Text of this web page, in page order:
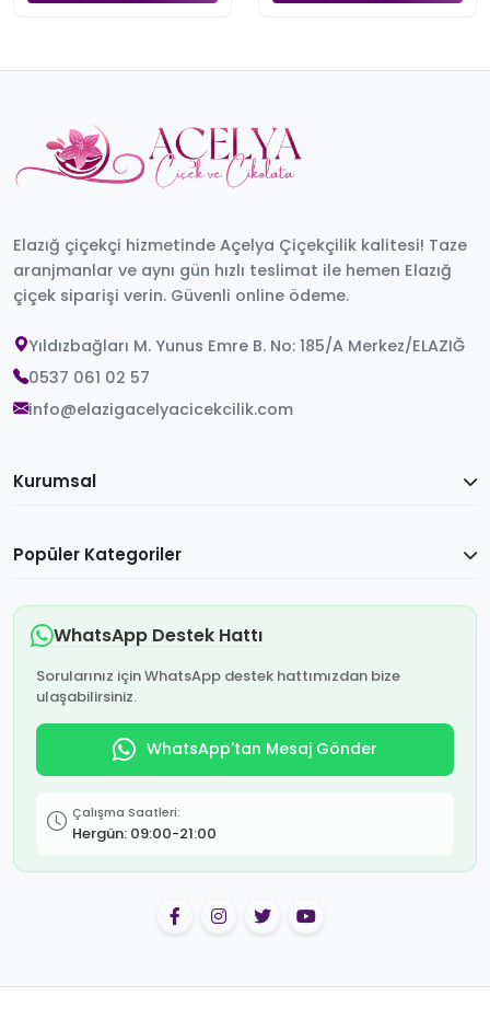
Elazığ çiçekçi hizmetinde Açelya Çiçekçilik kalitesi! Taze
aranjmanlar ve aynı gün hızlı teslimat ile hemen Elazığ
çiçek siparişi verin. Güvenli online ödeme.
Yıldızbağları M. Yunus Emre B. No: 185/A Merkez/ELAZIĞ
0537 061 02 57
info@elazigacelyacicekcilik.com
Kurumsal
Popüler Kategoriler
WhatsApp Destek Hattı
Sorularınız için WhatsApp destek hattımızdan bize
ulaşabilirsiniz.
WhatsApp'tan Mesaj Gönder
Çalışma Saatleri:
Hergün: 09:00-21:00